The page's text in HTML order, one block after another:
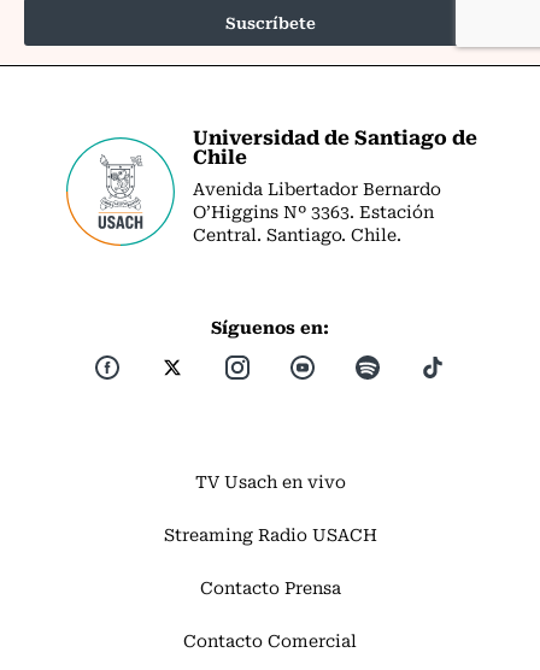
Universidad de Santiago de
Chile
Avenida Libertador Bernardo
O’Higgins Nº 3363. Estación
Central. Santiago. Chile.
Síguenos en:
TV Usach en vivo
Streaming Radio USACH
Contacto Prensa
Contacto Comercial